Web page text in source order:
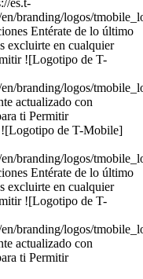
es.t-
branding/logos/
Entérate de lo último
excluirte en cualquier
![Logotipo de T-
branding/logos/
actualizado con
ti Permitir
de T-Mobile]
branding/logos/
Entérate de lo último
excluirte en cualquier
![Logotipo de T-
branding/logos/
actualizado con
ti Permitir